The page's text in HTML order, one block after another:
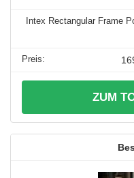
Intex Rectangular Frame
ZUM